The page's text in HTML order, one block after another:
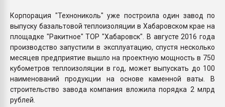
Корпорация "Технониколь" уже построила один завод по
выпуску базальтовой теплоизоляции в Хабаровском крае на
площадке "Ракитное" ТОР "Хабаровск". В августе 2016 года
производство запустили в эксплуатацию, спустя несколько
месяцев предприятие вышло на проектную мощность в 750
кубометров теплоизоляции в год, может выпускать до 100
наименований продукции на основе каменной ваты. В
строительство завода компания вложила порядка 2 млрд
рублей.